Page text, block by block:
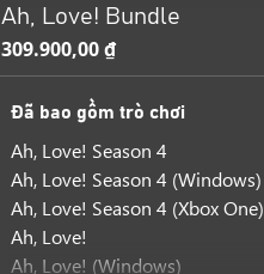
Ah, Love! Bundle
309.900,00 ₫
Đã bao gồm trò chơi
Ah, Love! Season 4
Ah, Love! Season 4 (Windows)
Ah, Love! Season 4 (Xbox One)
Ah, Love!
Ah, Love! (Windows)